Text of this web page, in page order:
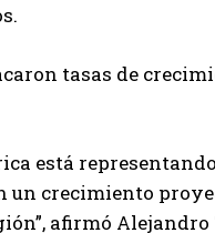
tasas de
está
crecimiento
afirmó